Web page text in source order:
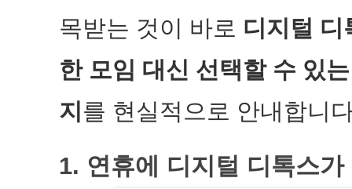
목받는 것이 바로 디지털 디
한 모임 대신 선택할 수 있
지 를 현실적으로 안내합니
1. 연휴에 디지털 디톡스